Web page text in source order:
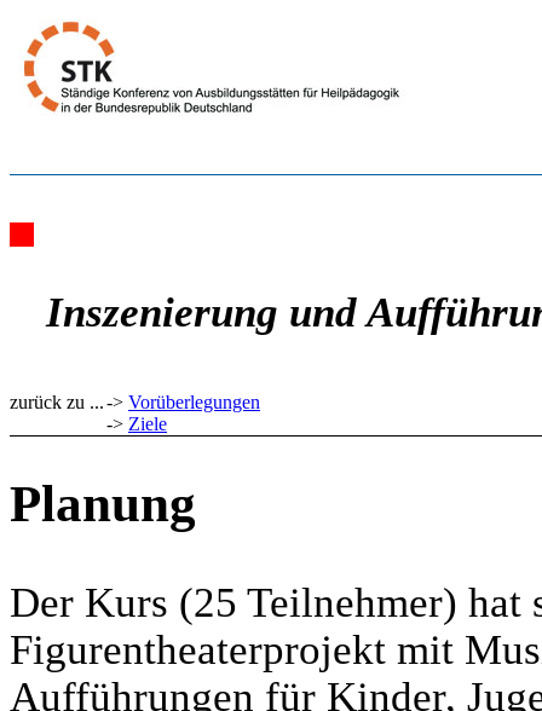
Inszenierung und
zurück zu ...-> Vorüberlegungen
-> Ziele
Planung
Der Kurs (25 Teilnehmer) hat
Figurentheaterprojekt mit
Aufführungen für Kinder,